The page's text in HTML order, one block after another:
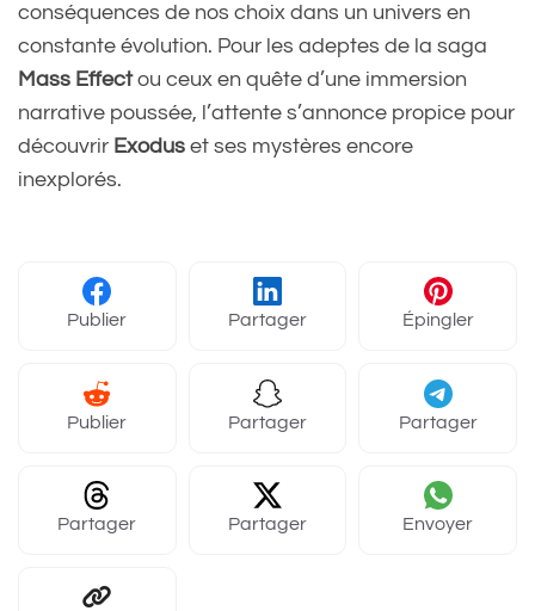
conséquences de nos choix dans un univers en
constante évolution. Pour les adeptes de la saga
Mass Effectou ceux en quête d’une immersion
narrative poussée, l’attente s’annonce propice pour
découvrir Exodus et ses mystères encore
inexplorés.
Publier Partager Épingler
Publier Partager Partager
Partager Partager Envoyer